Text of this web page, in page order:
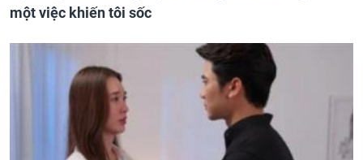
một việc khiến tôi sốc